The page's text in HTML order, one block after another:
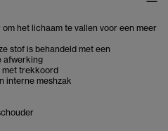
het lichaam te vallen voor een meer
stof is behandeld met een
afwerking
met trekkoord
interne meshzak